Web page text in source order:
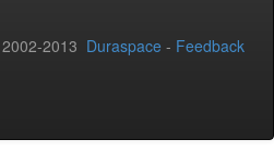
2013 Duraspace - Feedback